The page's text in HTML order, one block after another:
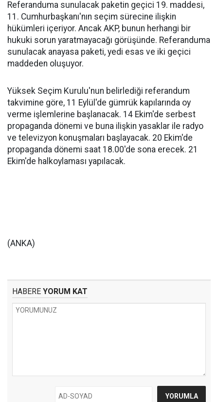
Referanduma sunulacak paketin geçici 19. maddesi,
11. Cumhurbaşkanı'nın seçim sürecine ilişkin
hükümleri içeriyor. Ancak AKP, bunun herhangi bir
hukuki sorun yaratmayacağı görüşünde. Referanduma
sunulacak anayasa paketi, yedi esas ve iki geçici
maddeden oluşuyor.
Yüksek Seçim Kurulu'nun belirlediği referandum
takvimine göre, 11 Eylül'de gümrük kapılarında oy
verme işlemlerine başlanacak. 14 Ekim'de serbest
propaganda dönemi ve buna ilişkin yasaklar ile radyo
ve televizyon konuşmaları başlayacak. 20 Ekim'de
propaganda dönemi saat 18.00'de sona erecek. 21
Ekim'de halkoylaması yapılacak.
(ANKA)
HABERE YORUM KAT